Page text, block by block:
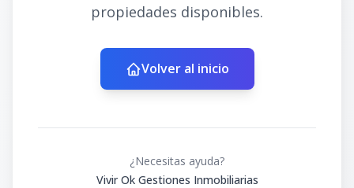
propiedades disponibles.
Volver al inicio
¿Necesitas ayuda?
Vivir Ok Gestiones Inmobiliarias